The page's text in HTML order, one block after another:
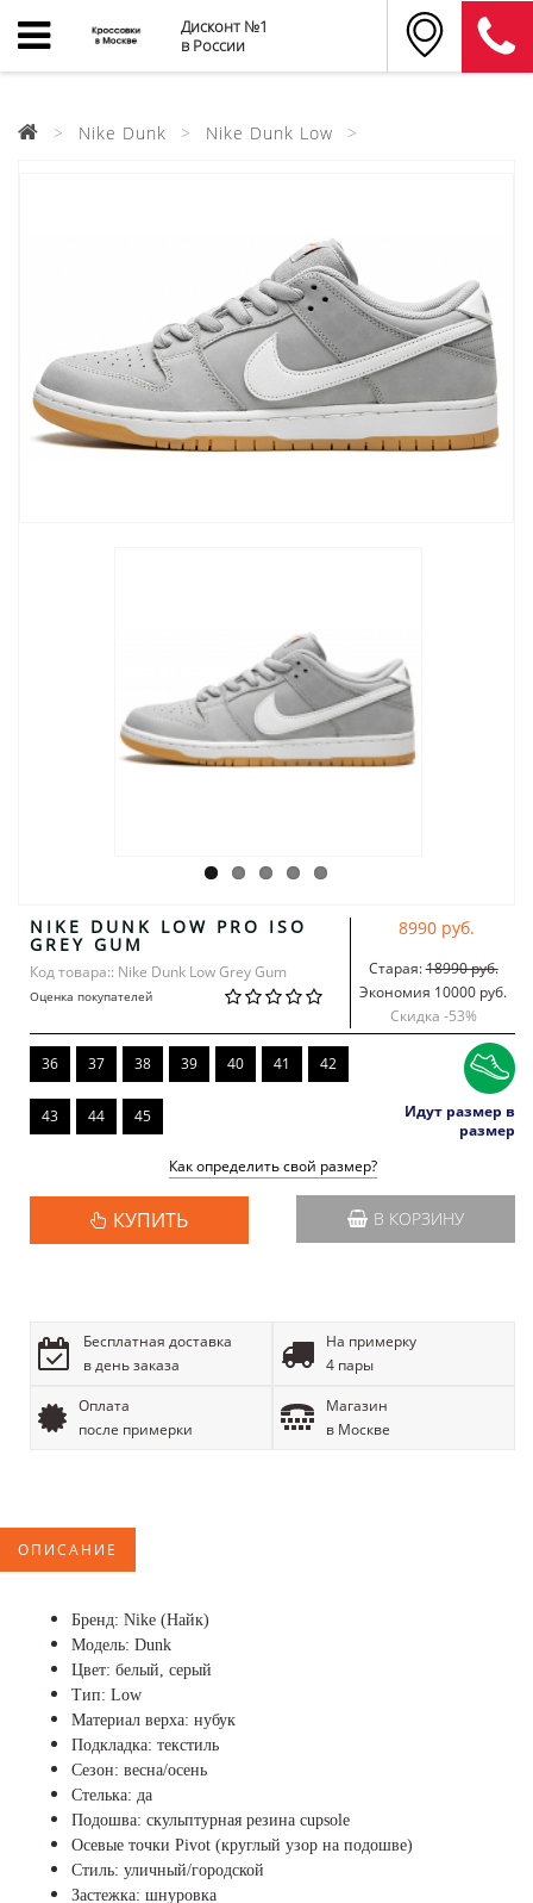
Дисконт №1
в России
Nike Dunk Nike Dunk Low
NIKE DUNK LOW PRO ISO
GREY GUM
Код товара:: Nike Dunk Low Grey Gum
Оценка покупателей
8990 руб.
Старая:18990 руб.
Экономия 10000 руб.
Скидка -53%
36 37 38 39 40 41 42
43 44 45
Идут размер в
размер
Как определить свой размер?
КУПИТЬ В КОРЗИНУ
Бесплатная доставка
в день заказа
На примерку
4 пары
Оплата
после примерки
Магазин
в Москве
ОПИСАНИЕ
Бренд: Nike (Найк)
Модель: Dunk
Цвет: белый, серый
Тип: Low
Материал верха: нубук
Подкладка: текстиль
Сезон: весна/осень
Стелька: да
Подошва: скульптурная резина cupsole
Осевые точки Pivot (круглый узор на подошве)
Стиль: уличный/городской
Застежка: шнуровка